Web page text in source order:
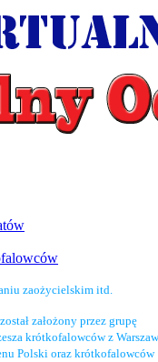
zaożycielskim itd.
założony przez grupę
krótkofalowców z
Polski oraz krótkofalowców